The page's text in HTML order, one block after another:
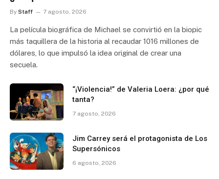
By Staff 7 agosto, 2026
La película biográfica de Michael se convirtió en la biopic
más taquillera de la historia al recaudar 1016 millones de
dólares, lo que impulsó la idea original de crear una
secuela.
“¡Violencia!” de Valeria Loera: ¿por qué
tanta?
7 agosto, 2026
Jim Carrey será el protagonista de Los
Supersónicos
6 agosto, 2026